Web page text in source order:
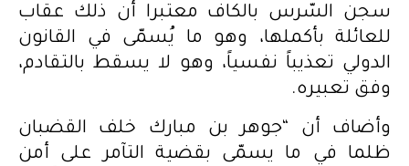
سجن السّرس بالكاف معتبرا أن ذلك عقاب
للعائلة بأكملها، وهو ما يُسمّى في القانون
الدولي تعذيباً نفسياً، وهو لا يسقط بالتقادم،
وفق تعبيره.
وأضاف أن “جوهر بن مبارك خلف القضبان
ظلما في ما يسمّى بقضية التآمر على أمن